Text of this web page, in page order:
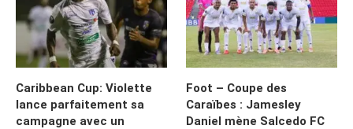
Caribbean Cup: Violette
lance parfaitement sa
campagne avec un
Foot – Coupe des
Caraïbes : Jamesley
Daniel mène Salcedo FC